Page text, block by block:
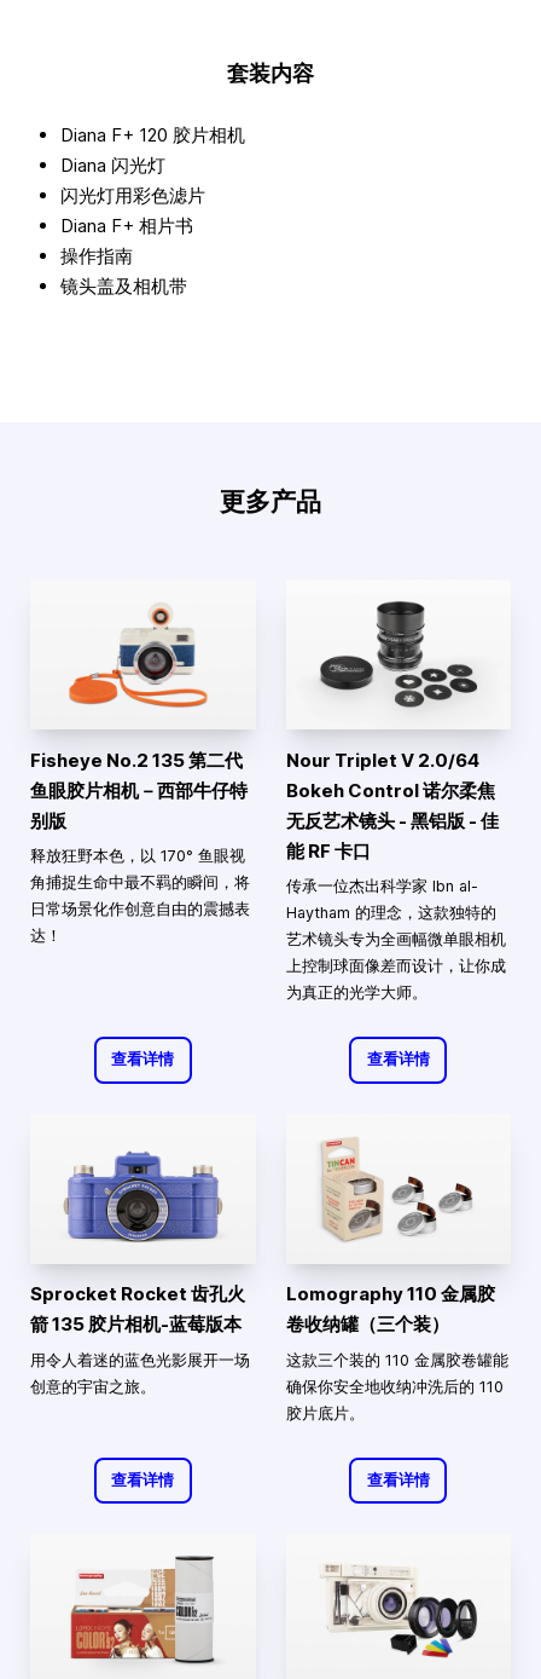
套装内容
Diana F+ 120 胶片相机
Diana 闪光灯
闪光灯用彩色滤片
Diana F+ 相片书
操作指南
镜头盖及相机带
更多产品
Fisheye No.2 135 第二代
鱼眼胶片相机－西部牛仔特
别版
释放狂野本色，以 170° 鱼眼视
角捕捉生命中最不羁的瞬间，将
日常场景化作创意自由的震撼表
达！
查看详情
Nour Triplet V 2.0/64
Bokeh Control 诺尔柔焦
无反艺术镜头 - 黑铝版 - 佳
能 RF 卡口
传承一位杰出科学家 Ibn al-
Haytham 的理念，这款独特的
艺术镜头专为全画幅微单眼相机
上控制球面像差而设计，让你成
为真正的光学大师。
查看详情
Sprocket Rocket 齿孔火
箭 135 胶片相机-蓝莓版本
用令人着迷的蓝色光影展开一场
创意的宇宙之旅。
查看详情
Lomography 110 金属胶
卷收纳罐（三个装）
这款三个装的 110 金属胶卷罐能
确保你安全地收纳冲洗后的 110
胶片底片。
查看详情